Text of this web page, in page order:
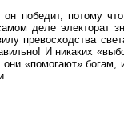
победит, потому что
деле электорат
превосходства
И никаких
они «помогают»